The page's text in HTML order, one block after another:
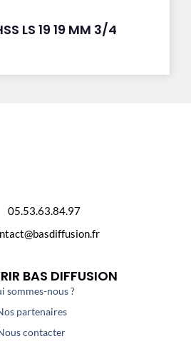
LS 19 19 MM 3/4
05.53.63.84.97
BAS DIFFUSION
sommes-nous ?
partenaires
contacter